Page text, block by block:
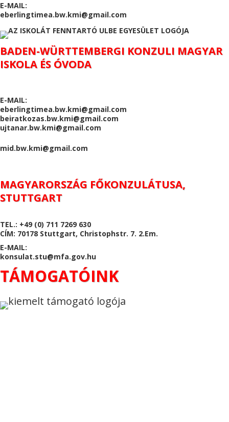
E-MAIL:
eberlingtimea.bw.kmi@gmail.com
BADEN-WÜRTTEMBERGI KONZULI MAGYAR
ISKOLA ÉS ÓVODA
E-MAIL:
eberlingtimea.bw.kmi@gmail.com
beiratkozas.bw.kmi@gmail.com
ujtanar.bw.kmi@gmail.com
mid.bw.kmi@gmail.com
MAGYARORSZÁG FŐKONZULÁTUSA,
STUTTGART
TEL.: +49 (0) 711 7269 630
CÍM: 70178 Stuttgart, Christophstr. 7. 2.Em.
E-MAIL:
konsulat.stu@mfa.gov.hu
TÁMOGATÓINK